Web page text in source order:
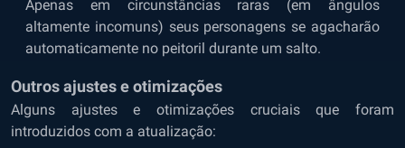
Apenas em circunstâncias raras (em ângulos
altamente incomuns) seus personagens se agacharão
automaticamente no peitoril durante um salto.
Outros ajustes e otimizações
Alguns ajustes e otimizações cruciais que foram
introduzidos com a atualização: